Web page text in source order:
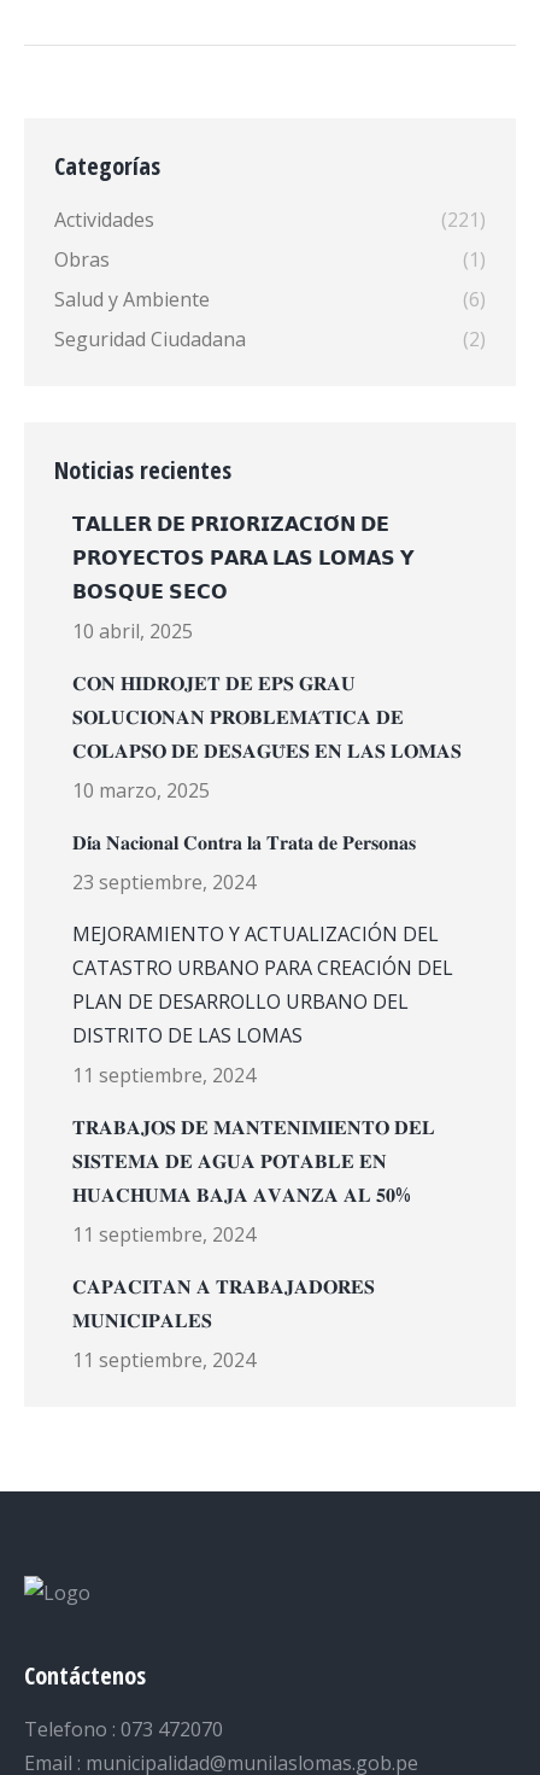
Categorías
Actividades
(221)
Obras
(1)
Salud y Ambiente
(6)
Seguridad Ciudadana
(2)
Noticias recientes
𝗧𝗔𝗟𝗟𝗘𝗥 𝗗𝗘 𝗣𝗥𝗜𝗢𝗥𝗜𝗭𝗔𝗖𝗜𝗢́𝗡 𝗗𝗘
𝗣𝗥𝗢𝗬𝗘𝗖𝗧𝗢𝗦 𝗣𝗔𝗥𝗔 𝗟𝗔𝗦 𝗟𝗢𝗠𝗔𝗦 𝗬
𝗕𝗢𝗦𝗤𝗨𝗘 𝗦𝗘𝗖𝗢
10 abril, 2025
𝐂𝐎𝐍 𝐇𝐈𝐃𝐑𝐎𝐉𝐄𝐓 𝐃𝐄 𝐄𝐏𝐒 𝐆𝐑𝐀𝐔
𝐒𝐎𝐋𝐔𝐂𝐈𝐎𝐍𝐀𝐍 𝐏𝐑𝐎𝐁𝐋𝐄𝐌𝐀́𝐓𝐈𝐂𝐀 𝐃𝐄
𝐂𝐎𝐋𝐀𝐏𝐒𝐎 𝐃𝐄 𝐃𝐄𝐒𝐀𝐆𝐔̈𝐄𝐒 𝐄𝐍 𝐋𝐀𝐒 𝐋𝐎𝐌𝐀𝐒
10 marzo, 2025
𝐃𝐢́𝐚 𝐍𝐚𝐜𝐢𝐨𝐧𝐚𝐥 𝐂𝐨𝐧𝐭𝐫𝐚 𝐥𝐚 𝐓𝐫𝐚𝐭𝐚 𝐝𝐞 𝐏𝐞𝐫𝐬𝐨𝐧𝐚𝐬
23 septiembre, 2024
MEJORAMIENTO Y ACTUALIZACIÓN DEL
CATASTRO URBANO PARA CREACIÓN DEL
PLAN DE DESARROLLO URBANO DEL
DISTRITO DE LAS LOMAS
11 septiembre, 2024
𝐓𝐑𝐀𝐁𝐀𝐉𝐎𝐒 𝐃𝐄 𝐌𝐀𝐍𝐓𝐄𝐍𝐈𝐌𝐈𝐄𝐍𝐓𝐎 𝐃𝐄𝐋
𝐒𝐈𝐒𝐓𝐄𝐌𝐀 𝐃𝐄 𝐀𝐆𝐔𝐀 𝐏𝐎𝐓𝐀𝐁𝐋𝐄 𝐄𝐍
𝐇𝐔𝐀𝐂𝐇𝐔𝐌𝐀 𝐁𝐀𝐉𝐀 𝐀𝐕𝐀𝐍𝐙𝐀 𝐀𝐋 𝟓𝟎%
11 septiembre, 2024
𝐂𝐀𝐏𝐀𝐂𝐈𝐓𝐀𝐍 𝐀 𝐓𝐑𝐀𝐁𝐀𝐉𝐀𝐃𝐎𝐑𝐄𝐒
𝐌𝐔𝐍𝐈𝐂𝐈𝐏𝐀𝐋𝐄𝐒
11 septiembre, 2024
Contáctenos
Telefono : 073 472070
Email : municipalidad@munilaslomas.gob.pe